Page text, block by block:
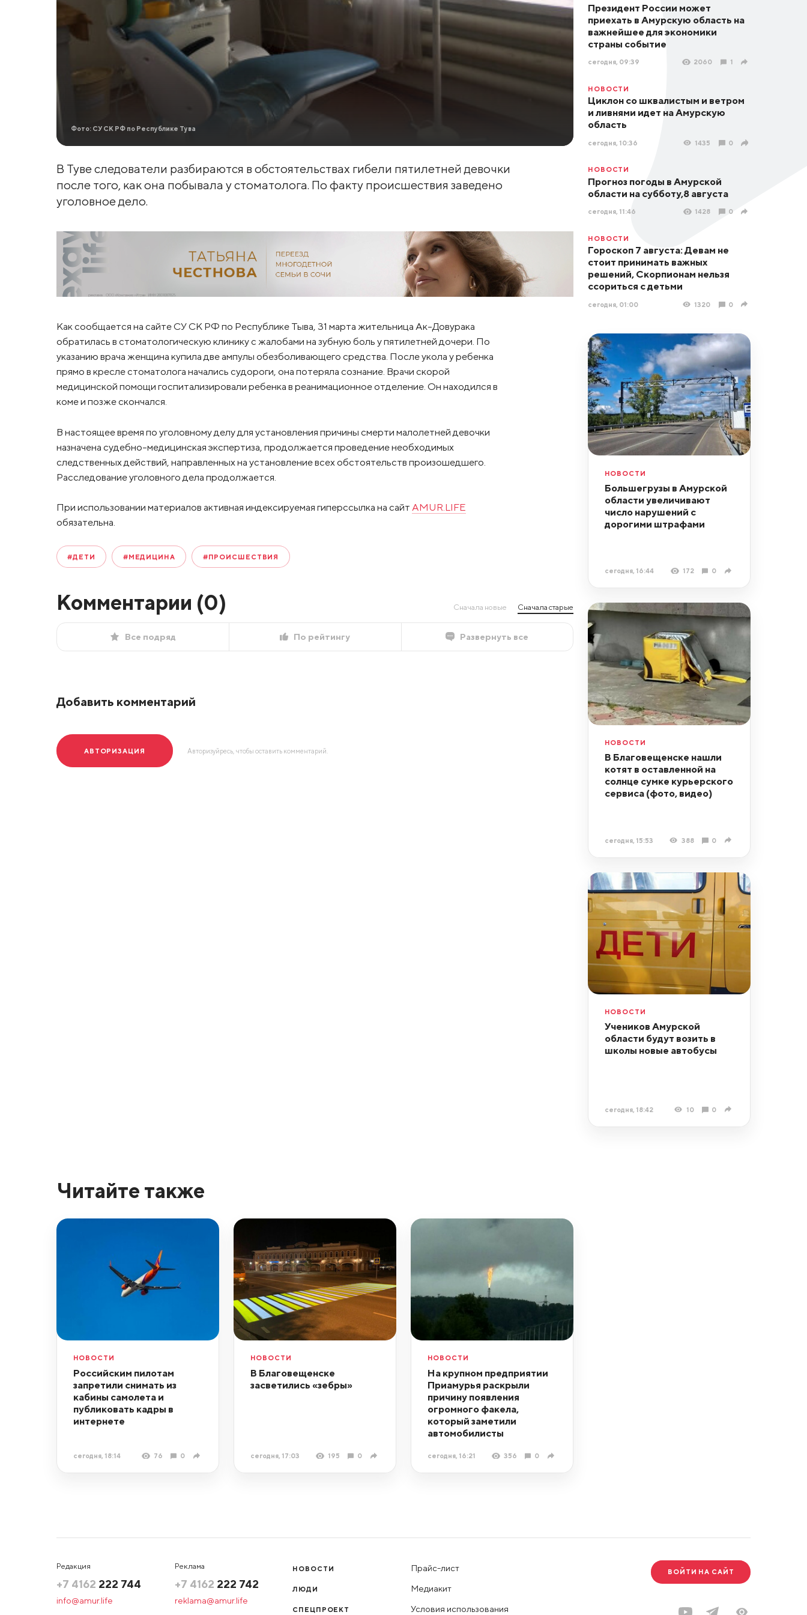
Фото: СУ СК РФ по Республике Тува
В Туве следователи разбираются в обстоятельствах гибели пятилетней девочки
после того, как она побывала у стоматолога. По факту происшествия заведено
уголовное дело.
Как сообщается на сайте СУ СК РФ по Республике Тыва, 31 марта жительница Ак-Довурака
обратилась в стоматологическую клинику с жалобами на зубную боль у пятилетней дочери. По
указанию врача женщина купила две ампулы обезболивающего средства. После укола у ребенка
прямо в кресле стоматолога начались судороги, она потеряла сознание. Врачи скорой
медицинской помощи госпитализировали ребенка в реанимационное отделение. Он находился в
коме и позже скончался.
В настоящее время по уголовному делу для установления причины смерти малолетней девочки
назначена судебно-медицинская экспертиза, продолжается проведение необходимых
следственных действий, направленных на установление всех обстоятельств произошедшего.
Расследование уголовного дела продолжается.
При использовании материалов активная индексируемая гиперссылка на сайт AMUR.LIFE
обязательна.
#ДЕТИ #МЕДИЦИНА #ПРОИСШЕСТВИЯ
Комментарии (0) Сначала новые Сначала старые
Все подряд По рейтингу Развернуть все
Добавить комментарий
АВТОРИЗАЦИЯ Авторизуйресь, чтобы оставить комментарий.
Президент России может
приехать в Амурскую область на
важнейшее для экономики
страны событие
сегодня, 09:39 2060 1
НОВОСТИ
Циклон со шквалистым и ветром
и ливнями идет на Амурскую
область
сегодня, 10:36 1435 0
НОВОСТИ
Прогноз погоды в Амурской
области на субботу,8 августа
сегодня, 11:46 1428 0
НОВОСТИ
Гороскоп 7 августа: Девам не
стоит принимать важных
решений, Скорпионам нельзя
ссориться с детьми
сегодня, 01:00 1320 0
НОВОСТИ
Большегрузы в Амурской
области увеличивают
число нарушений с
дорогими штрафами
сегодня, 16:44 172 0
НОВОСТИ
В Благовещенске нашли
котят в оставленной на
солнце сумке курьерского
сервиса (фото, видео)
сегодня, 15:53 388 0
НОВОСТИ
Учеников Амурской
области будут возить в
школы новые автобусы
сегодня, 18:42 10 0
Читайте также
НОВОСТИ
Российским пилотам
запретили снимать из
кабины самолета и
публиковать кадры в
интернете
сегодня, 18:14 76 0
НОВОСТИ
В Благовещенске
засветились «зебры»
сегодня, 17:03 195 0
НОВОСТИ
На крупном предприятии
Приамурья раскрыли
причину появления
огромного факела,
который заметили
автомобилисты
сегодня, 16:21 356 0
Редакция
+7 4162 222 744
info@amur.life
Реклама
+7 4162 222 742
reklama@amur.life
НОВОСТИ
ЛЮДИ
СПЕЦПРОЕКТ
Прайс-лист
Медиакит
Условия использования
ВОЙТИ НА САЙТ